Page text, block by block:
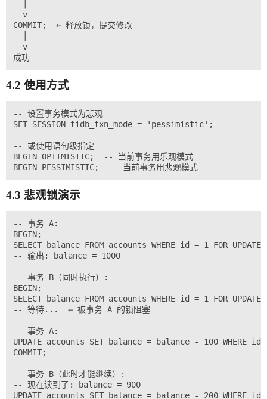
  v
COMMIT;  ← 释放锁，提交修改
  v
4.2 使用方式
-- 设置事务模式为悲观
SET SESSION tidb_txn_mode = 'pessimistic';
-- 或使用语句级指定
BEGIN OPTIMISTIC;  -- 当前事务用乐观模式
4.3 悲观锁演示
-- 事务 A:
BEGIN;
SELECT balance FROM accounts WHERE id = 1 FOR
-- 输出: balance = 1000
-- 事务 B（同时执行）:
BEGIN;
SELECT balance FROM accounts WHERE id = 1 FOR UPDATE;
-- 等待...  ← 被事务 A 的锁阻塞
-- 事务 A:
UPDATE accounts SET balance = balance - 100 WHERE
COMMIT;
-- 事务 B（此时才能继续）:
-- 现在读到了: balance = 900
UPDATE accounts SET balance = balance - 200 WHERE